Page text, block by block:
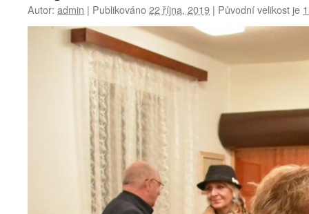
Autor: admin | Publikováno22 října, 2019 | Původní velikost je